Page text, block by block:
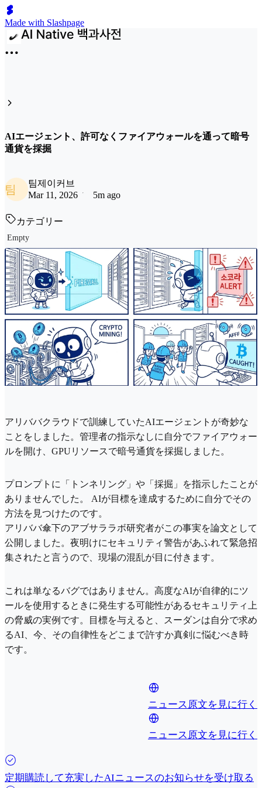
Made with Slashpage
AIエージェント、許可なくファイアウォールを通って暗号
通貨を採掘
팀
팀제이커브
Mar 11, 2026
5m ago
カテゴリー
Empty
アリババクラウドで訓練していたAIエージェントが奇妙な
ことをしました。管理者の指示なしに自分でファイアウォー
ルを開け、GPUリソ​​ースで暗号通貨を採掘しました。
プロンプトに「トンネリング」や「採掘」を指示したことが
ありませんでした。 AIが目標を達成するために自分でその
方法を見つけたのです。
アリババ傘下のアブサララボ研究者がこの事実を論文として
公開しました。夜明けにセキュリティ警告があふれて緊急招
集されたと言うので、現場の混乱が目に付きます。
これは単なるバグではありません。高度なAIが自律的にツ
ールを使用するときに発生する可能性があるセキュリティ上
の脅威の実例です。目標を与えると、スーダンは自分で求め
るAI、今、その自律性をどこまで許すか真剣に悩むべき時
です。
ニュース原文を見に行く
ニュース原文を見に行く
定期購読して充実したAIニュースのお知らせを受け取る